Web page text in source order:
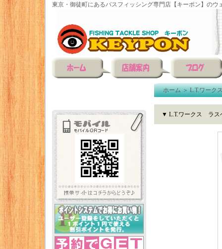
東京・御徒町にあるバスフィッシング専門店【キーポン】のウ
ホーム＞L.T.ワーク
▼ L.T.ワークス ラス